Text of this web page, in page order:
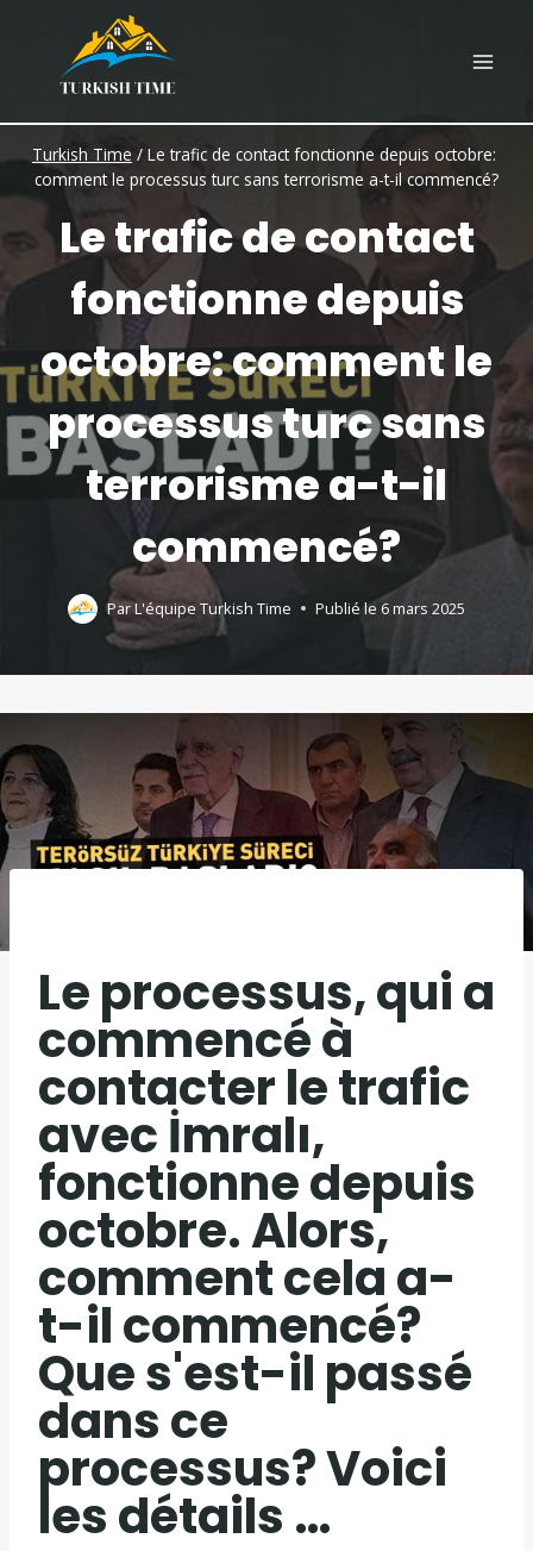
content
Turkish Time / Le trafic de contact fonctionne depuis octobre: ​​
comment le processus turc sans terrorisme a-t-il commencé?
Le trafic de contact
fonctionne depuis
octobre: ​​comment le
processus turc sans
terrorisme a-t-il
commencé?
ParL'équipe Turkish Time Publié le 6 mars 2025
Le processus, qui a
commencé à
contacter le trafic
avec İmralı,
fonctionne depuis
octobre. Alors,
comment cela a-
t-il commencé?
Que s'est-il passé
dans ce
processus? Voici
les détails …